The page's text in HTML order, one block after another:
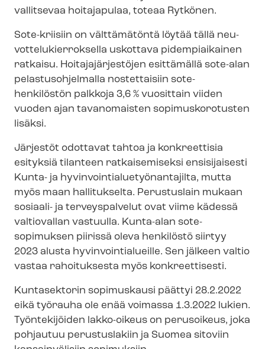
vallitsevaa hoitajapulaa, toteaa Rytkönen.
Sote-kriisiin on välttämätöntä löytää tällä neu­
vot­te­lu­kier­rok­sel­la uskottava pidempiaikainen
ratkaisu. Hoi­ta­ja­jär­jes­tö­jen esittämällä sote-alan
pe­las­tus­oh­jel­mal­la nostettaisiin sote-
henkilöstön palkkoja 3,6 % vuosittain viiden
vuoden ajan tavanomaisten sopimuskorotusten
lisäksi.
Järjestöt odottavat tahtoa ja konkreettisia
esityksiä tilanteen ratkaisemiseksi ensisijaisesti
Kunta- ja hy­vin­voin­tia­lue­työ­nan­ta­jil­ta, mutta
myös maan hallitukselta. Perustuslain mukaan
sosiaali- ja terveyspalvelut ovat viime kädessä
valtiovallan vastuulla. Kunta-alan sote-
sopimuksen piirissä oleva henkilöstö siirtyy
2023 alusta hy­vin­voin­tia­lueil­le. Sen jälkeen valtio
vastaa rahoituksesta myös konkreettisesti.
Kuntasektorin sopimuskausi päättyi 28.2.2022
eikä työrauha ole enää voimassa 1.3.2022 lukien.
Työntekijöiden lakko-oikeus on perusoikeus, joka
pohjautuu perustuslakiin ja Suomea sitoviin